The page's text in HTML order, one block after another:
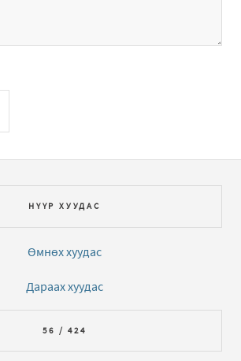
НҮҮР ХУУДАС
Өмнөх хуудас
Дараах хуудас
56 / 424